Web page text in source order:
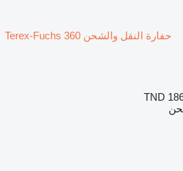
حفارة النقل والشحن Terex-Fuchs 360
TND